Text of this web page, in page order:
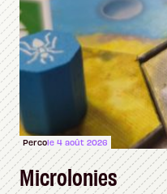
Percole 4 août 2026
Microlonies